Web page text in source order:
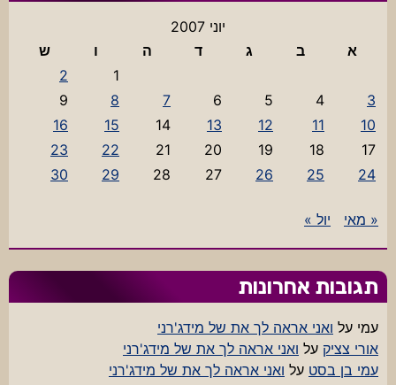
יוני 2007
א
ב ג ד ה ו
ש
1
2
3
4
5
6
7
8
9
10
11
12
13
14
15
16
17
18
19
20
21
22
23
24
25
26
27
28
29
30
« מאי יול »
תגובות אחרונות
עמי על ואני אראה לך את של מידג'רני
אורי צציק על ואני אראה לך את של מידג'רני
עמי בן בסט על ואני אראה לך את של מידג'רני